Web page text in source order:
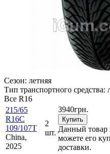
Сезон: летняя
Тип транспортного средства:
Все R16
215/65
R16C
109/107T
China,
2025
2
шт.
3940грн.
Купить
Данный товар
можете его
доставки.